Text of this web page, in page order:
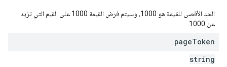
الحد الأقصى للقيمة هو 1000، وسيتم فرض القيمة 1000 على القيم التي تزيد
عن 1000.
pageToken
string